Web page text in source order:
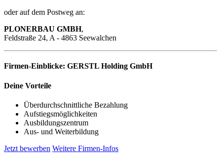
oder auf dem Postweg an:
PLONERBAU GMBH,
Feldstraße 24, A - 4863 Seewalchen
Firmen-Einblicke: GERSTL Holding GmbH
Deine Vorteile
Überdurchschnittliche Bezahlung
Aufstiegsmöglichkeiten
Ausbildungszentrum
Aus- und Weiterbildung
Jetzt bewerben Weitere Firmen-Infos